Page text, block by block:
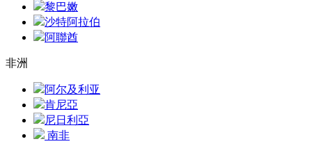
黎巴嫩
沙特阿拉伯
阿聯酋
非洲
阿尔及利亚
肯尼亞
尼日利亞
南非